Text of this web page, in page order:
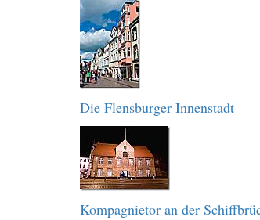
Die Flensburger Innenstadt
Kompagnietor an der